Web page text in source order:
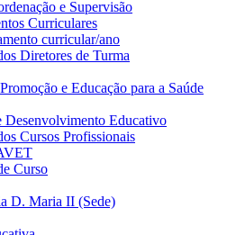
e Supervisão
Curriculares
curricular/ano
Diretores de Turma
e Educação para a Saúde
Desenvolvimento Educativo
Cursos Profissionais
Curso
D. Maria II (Sede)